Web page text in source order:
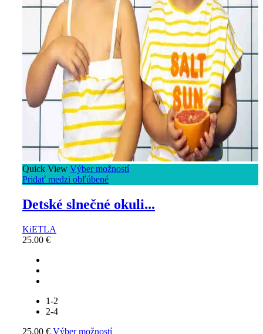
Quick View Výber možností
Pridať medzi obľúbené
Detské slnečné okuli...
KiETLA
25.00 €
1-2
2-4
25.00 € Výber možností